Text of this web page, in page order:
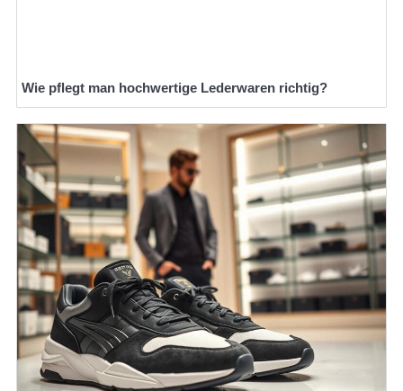
Wie pflegt man hochwertige Lederwaren richtig?